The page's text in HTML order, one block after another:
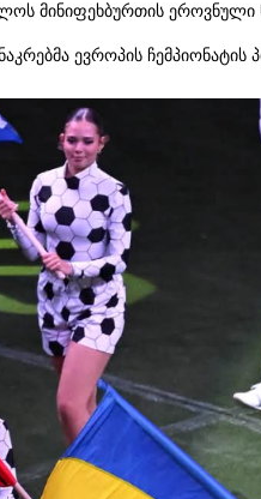
მინიფეხბურთის ეროვნული
ევროპის ჩემპიონატის